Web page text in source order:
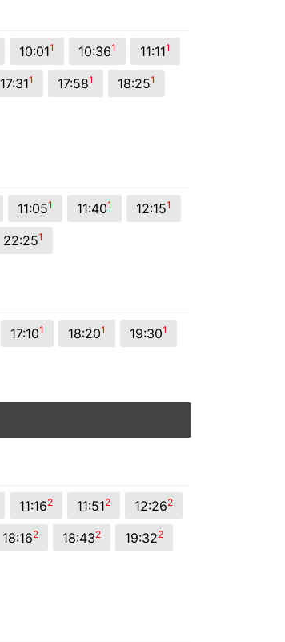
10:011 10:361 11:111
17:311 17:581 18:251
11:051 11:401 12:151
22:251
17:101 18:201 19:301
11:162 11:512 12:262
18:162 18:432 19:322